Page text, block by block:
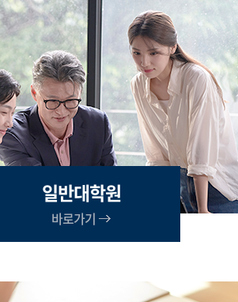
일반대학원
바로가기